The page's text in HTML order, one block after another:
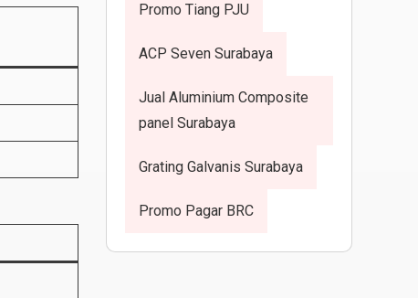
Promo Tiang PJU
ACP Seven Surabaya
Jual Aluminium Composite
panel Surabaya
Grating Galvanis Surabaya
Promo Pagar BRC